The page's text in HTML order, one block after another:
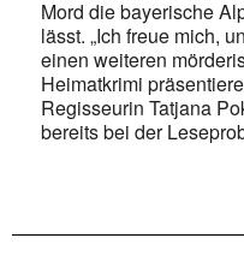
Mord die bayerische
lässt. „Ich freue mich,
einen weiteren
Heimatkrimi
Regisseurin Tatjana
bereits bei der